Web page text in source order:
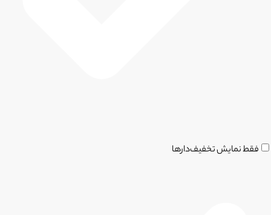
فقط نمایش تخفیف‌دارها